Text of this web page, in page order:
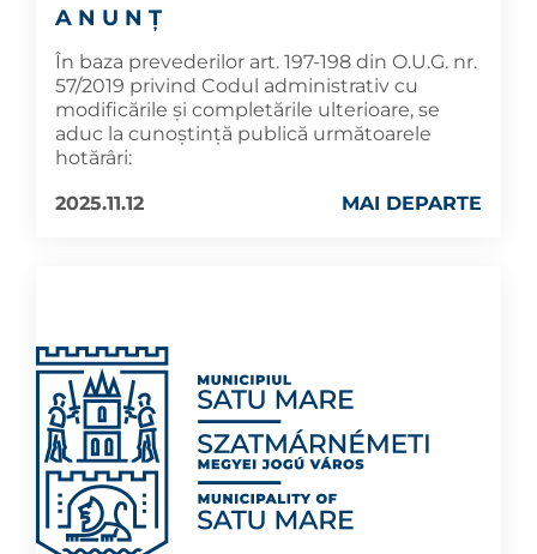
A N U N Ţ
În baza prevederilor art. 197-198 din O.U.G. nr.
57/2019 privind Codul administrativ cu
modificările și completările ulterioare, se
aduc la cunoştinţă publică următoarele
hotărâri:
2025.11.12
MAI DEPARTE